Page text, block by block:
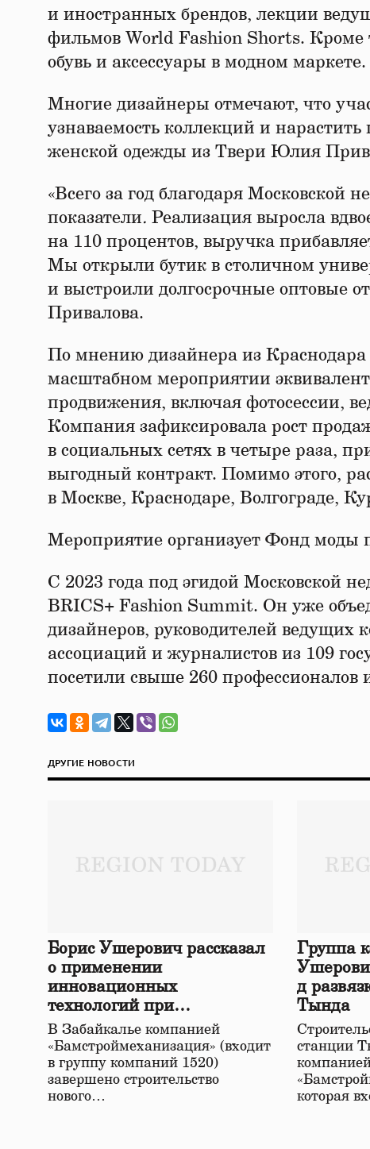
и иностранных брендов, лекции
фильмов World Fashion Shorts. Кроме
обувь и аксессуары в модном маркете.
Многие дизайнеры отмечают, что
узнаваемость коллекций и
женской одежды из Твери Юлия
«Всего за год благодаря
показатели. Реализация выросла
на 110 процентов, выручка
Мы открыли бутик в столичном
и выстроили долгосрочные оптовые
Привалова.
По мнению дизайнера из Краснодара
масштабном мероприятии
продвижения, включая фотосессии,
Компания зафиксировала рост
в социальных сетях в четыре раза,
выгодный контракт. Помимо этого,
в Москве, Краснодаре, Волгограде,
Мероприятие организует Фонд моды
С 2023 года под эгидой Московской
BRICS+ Fashion Summit. Он уже
дизайнеров, руководителей
ассоциаций и журналистов из 109
посетили свыше 260 профессионалов
ДРУГИЕ НОВОСТИ
Борис Ушерович рассказал
о применении
инновационных
технологий при
строительстве нового моста
в Забайкалье
В Забайкалье компанией
«Бамстроймеханизация» (входит
в группу компаний 1520)
завершено строительство
нового…
Группа
д
Тында
станции
которая